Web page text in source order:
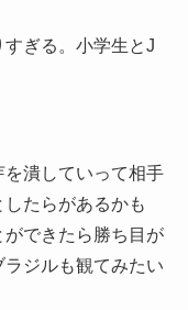
ぎる。小学生とJ
潰していって相手
たらがあるかも
できたら勝ち目が
ジルも観てみたい